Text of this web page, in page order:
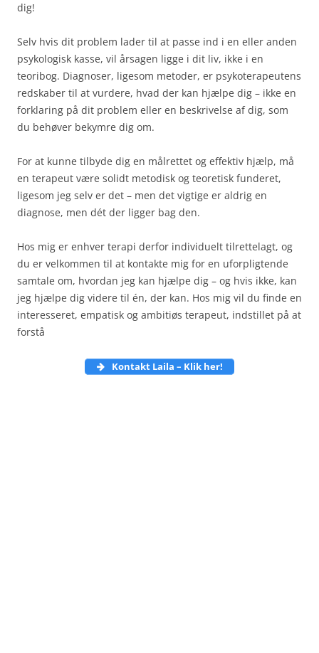
dig!
Selv hvis dit problem lader til at passe ind i en eller anden
psykologisk kasse, vil årsagen ligge i dit liv, ikke i en
teoribog. Diagnoser, ligesom metoder, er psykoterapeutens
redskaber til at vurdere, hvad der kan hjælpe dig – ikke en
forklaring på dit problem eller en beskrivelse af dig, som
du behøver bekymre dig om.
For at kunne tilbyde dig en målrettet og effektiv hjælp, må
en terapeut være solidt metodisk og teoretisk funderet,
ligesom jeg selv er det – men det vigtige er aldrig en
diagnose, men dét der ligger bag den.
Hos mig er enhver terapi derfor individuelt tilrettelagt, og
du er velkommen til at kontakte mig for en uforpligtende
samtale om, hvordan jeg kan hjælpe dig – og hvis ikke, kan
jeg hjælpe dig videre til én, der kan. Hos mig vil du finde en
interesseret, empatisk og ambitiøs terapeut, indstillet på at
forstå
Kontakt Laila – Klik her!